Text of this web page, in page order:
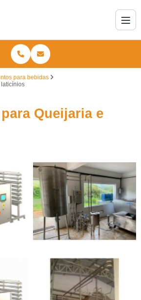
para bebidas
Queijaria e